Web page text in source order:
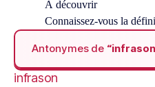
À découvrir
Connaissez-vous la
Antonymes de
infrason